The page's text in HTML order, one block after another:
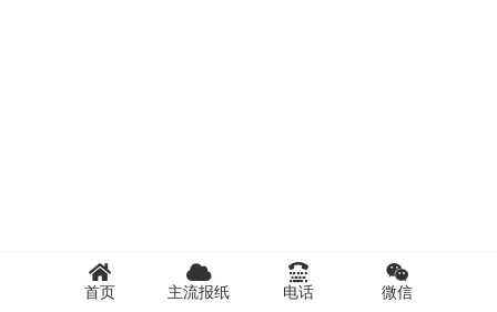
首页 主流报纸 电话 微信